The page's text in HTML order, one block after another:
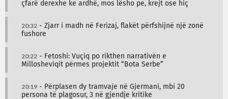
çfarë derexhe ke ardhë, mos lësho pe, krejt ose hiç
20:32 - Zjarr i madh në Ferizaj, flakët përfshijnë një zonë
fushore
20:22 - Fetoshi: Vuçiq po rikthen narrativën e
Millosheviqit përmes projektit “Bota Serbe”
20:19 - Përplasen dy tramvaje në Gjermani, mbi 20
persona të plagosur, 3 në gjendje kritike